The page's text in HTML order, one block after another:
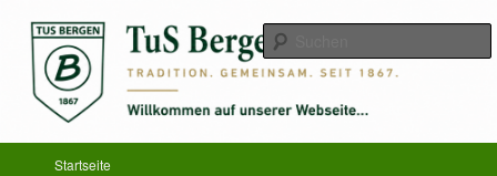
primären
Inhalt
springenTuS Bergen von 1867 e.V.
Startseite